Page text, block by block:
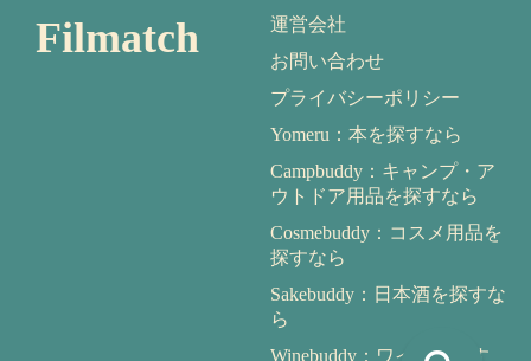
Filmatch
運営会社
お問い合わせ
プライバシーポリシー
Yomeru：本を探すなら
Campbuddy：キャンプ・ア
ウトドア用品を探すなら
Cosmebuddy：コスメ用品を
探すなら
Sakebuddy：日本酒を探すな
ら
Winebuddy：ワインを探す